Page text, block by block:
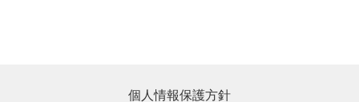
個人情報保護方針